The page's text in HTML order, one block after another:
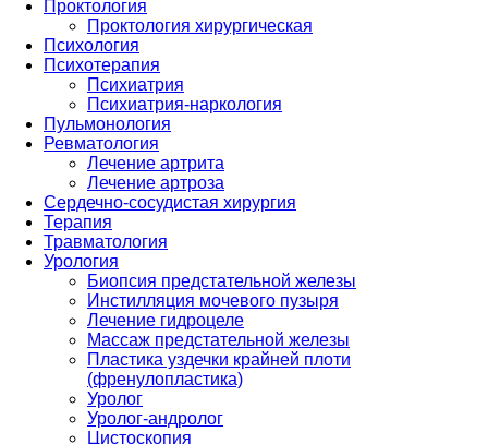
Проктология
Проктология хирургическая
Психология
Психотерапия
Психиатрия
Психиатрия-наркология
Пульмонология
Ревматология
Лечение артрита
Лечение артроза
Сердечно-сосудистая хирургия
Терапия
Травматология
Урология
Биопсия предстательной железы
Инстилляция мочевого пузыря
Лечение гидроцеле
Массаж предстательной железы
Пластика уздечки крайней плоти
(френулопластика)
Уролог
Уролог-андролог
Цистоскопия